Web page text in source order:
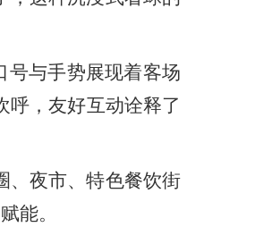
与手势展现着客场
呼，友好互动诠释了
、夜市、特色餐饮街
能。